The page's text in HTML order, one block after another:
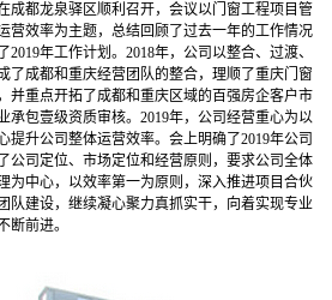
成都龙泉驿区顺利召开，会议以门窗工程项目管
营效率为主题，总结回顾了过去一年的工作情况
年工作计划。2018年，公司以整合、过渡、
了成都和重庆经营团队的整合，理顺了重庆门窗
并重点开拓了成都和重庆区域的百强房企客户市
承包壹级资质审核。2019年，公司经营重心为以
提升公司整体运营效率。会上明确了2019年公司
公司定位、市场定位和经营原则，要求公司全体
为中心，以效率第一为原则，深入推进项目合伙
队建设，继续凝心聚力真抓实干，向着实现专业
断前进。